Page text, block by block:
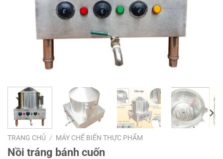
TRANG CHỦ / MÁY CHẾ BIẾN THỰC PHẨM
Nồi tráng bánh cuốn